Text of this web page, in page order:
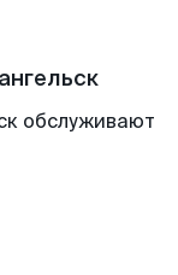
обслуживают